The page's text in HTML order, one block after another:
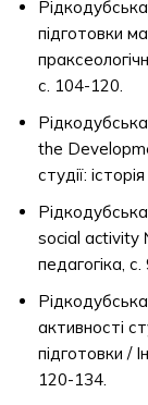
підготовки
с. 104-120.
the
студії:
social activity
педагогіка,
активності
підготовки /
120-134.